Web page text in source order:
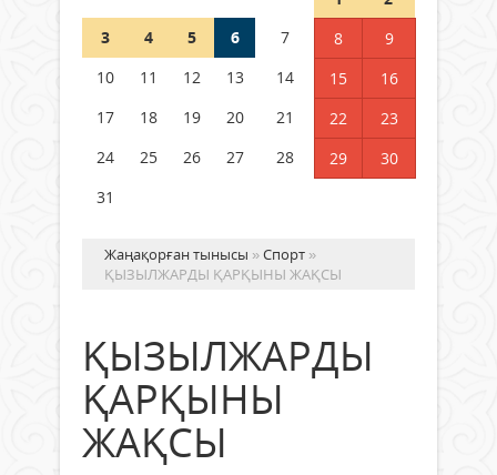
Германия аптап ыстыққа
бастады
04 тамыз 2026 ж.
3
4 5 6 7 8
9
10
11 12 13 14 15
16
17
18 19 20 21 22
23
24
25 26 27 28 29
30
31
Жаңақорған тынысы »Спорт »
ҚЫЗЫЛЖАРДЫ ҚАРҚЫНЫ ЖАҚСЫ
ҚЫЗЫЛЖАРДЫ
ҚАРҚЫНЫ
ЖАҚСЫ